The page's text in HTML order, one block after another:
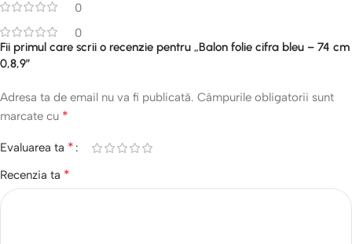
0
0
Fii primul care scrii o recenzie pentru „Balon folie cifra bleu – 74 cm
0,8,9”
Adresa ta de email nu va fi publicată. Câmpurile obligatorii sunt
marcate cu *
Evaluarea ta *
Recenzia ta *